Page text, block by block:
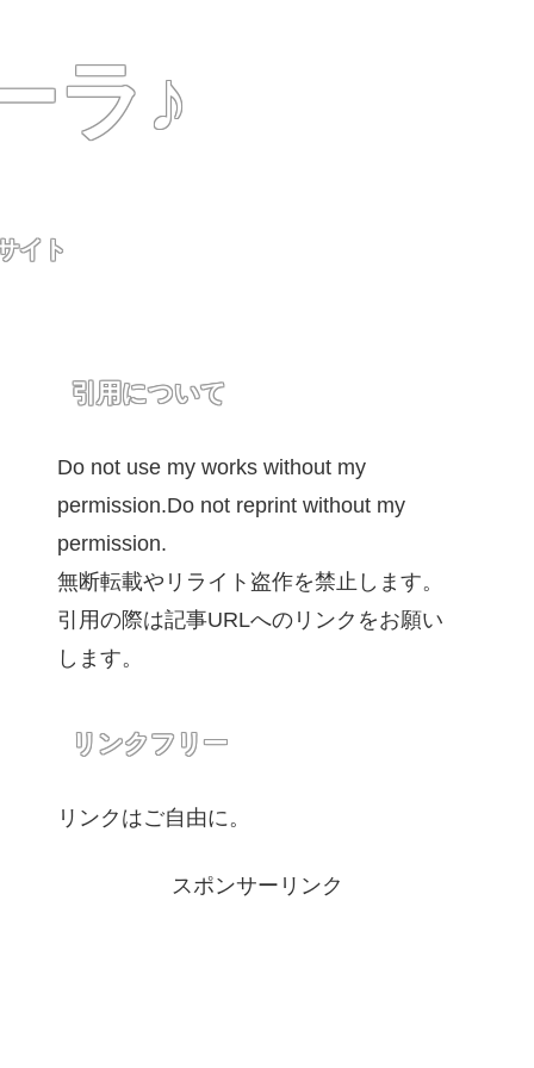
ラ♪
イト
引用について
Do not use my works without my
permission.Do not reprint without my
permission.
無断転載やリライト盗作を禁止します。
引用の際は記事URLへのリンクをお願い
します。
リンクフリー
リンクはご自由に。
スポンサーリンク